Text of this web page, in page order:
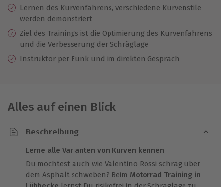
Lernen des Kurvenfahrens, verschiedene Kurvenstile
werden demonstriert
Ziel des Trainings ist die Optimierung des Kurvenfahrens
und die Verbesserung der Schräglage
Instruktor per Funk und im direkten Gespräch
Alles auf einen Blick
Beschreibung
Lerne alle Varianten von Kurven kennen
Du möchtest auch wie Valentino Rossi schräg über
dem Asphalt schweben? Beim Motorrad Training in